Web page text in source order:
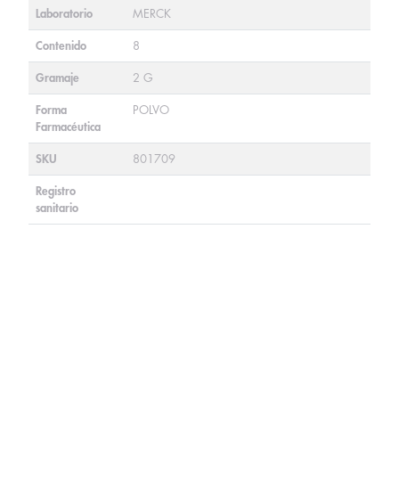
Laboratorio MERCK
Contenido 8
Gramaje 2 G
Forma
Farmacéutica
POLVO
SKU 801709
Registro
sanitario